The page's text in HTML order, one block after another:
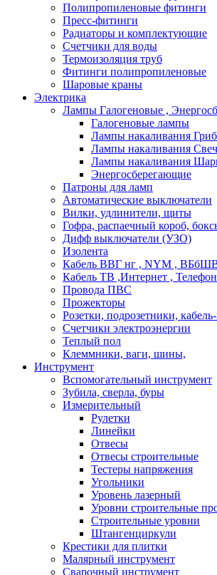
Полипропиленовые фитинги
Пресс-фитинги
Радиаторы и комплектующие
Счетчики для воды
Термоизоляция труб
Фитинги полипропиленовые
Шаровые краны
Электрика
Лампы Галогеновые ,
Галогеновые лампы
Лампы накаливания
Лампы накаливания
Лампы накаливания
Энергосберегающие
Патроны для ламп
Автоматические выключатели
Вилки, удлинители, щиты
Гофра, распаечный короб,
Дифф выключатели (УЗО)
Изолента
Кабель ВВГ нг , NYM ,
Кабель ТВ ,Интернет ,
Провода ПВС
Прожекторы
Розетки, подрозетники,
Счетчики электроэнергии
Теплый пол
Клеммники, ваги, шины,
Инструмент
Вспомогательный инструмент
Зубила, сверла, буры
Измерительный
Рулетки
Линейки
Отвесы
Отвесы строительные
Тестеры напряжения
Угольники
Уровень лазерный
Уровни строительные
Строительные уровни
Штангенциркули
Крестики для плитки
Малярный инструмент
Сварочный инструмент